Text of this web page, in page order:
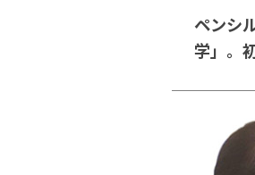
ペンシ
学」。